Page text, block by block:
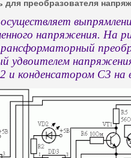
для преобразователя
напряжения. На
удвоителем
и конденсатором С3 на